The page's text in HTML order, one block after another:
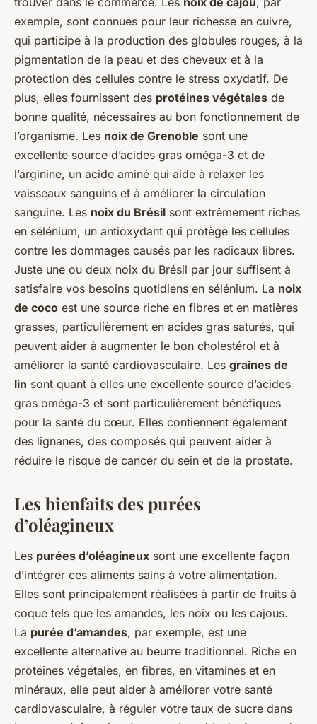
exemple, sont connues pour leur richesse en cuivre,
qui participe à la production des globules rouges, à la
pigmentation de la peau et des cheveux et à la
protection des cellules contre le stress oxydatif. De
plus, elles fournissent des protéines végétales de
bonne qualité, nécessaires au bon fonctionnement de
l’organisme. Les noix de Grenoble sont une
excellente source d’acides gras oméga-3 et de
l’arginine, un acide aminé qui aide à relaxer les
vaisseaux sanguins et à améliorer la circulation
sanguine. Les noix du Brésil sont extrêmement riches
en sélénium, un antioxydant qui protège les cellules
contre les dommages causés par les radicaux libres.
Juste une ou deux noix du Brésil par jour suffisent à
satisfaire vos besoins quotidiens en sélénium. La noix
de coco est une source riche en fibres et en matières
grasses, particulièrement en acides gras saturés, qui
peuvent aider à augmenter le bon cholestérol et à
améliorer la santé cardiovasculaire. Les graines de
lin sont quant à elles une excellente source d’acides
gras oméga-3 et sont particulièrement bénéfiques
pour la santé du cœur. Elles contiennent également
des lignanes, des composés qui peuvent aider à
réduire le risque de cancer du sein et de la prostate.
Les bienfaits des purées
d’oléagineux
Les purées d’oléagineux sont une excellente façon
d’intégrer ces aliments sains à votre alimentation.
Elles sont principalement réalisées à partir de fruits à
coque tels que les amandes, les noix ou les cajous.
La purée d’amandes, par exemple, est une
excellente alternative au beurre traditionnel. Riche en
protéines végétales, en fibres, en vitamines et en
minéraux, elle peut aider à améliorer votre santé
cardiovasculaire, à réguler votre taux de sucre dans